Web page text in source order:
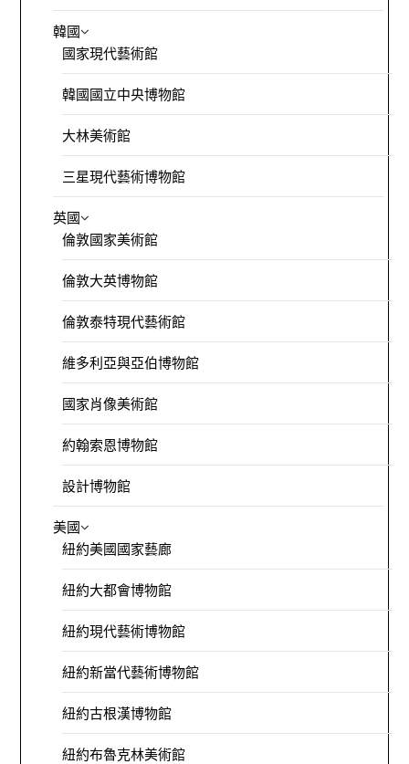
韓國
國家現代藝術館
韓國國立中央博物館
大林美術館
三星現代藝術博物館
英國
倫敦國家美術館
倫敦大英博物館
倫敦泰特現代藝術館
維多利亞與亞伯博物館
國家肖像美術館
約翰索恩博物館
設計博物館
美國
紐約美國國家藝廊
紐約大都會博物館
紐約現代藝術博物館
紐約新當代藝術博物館
紐約古根漢博物館
紐約布魯克林美術館